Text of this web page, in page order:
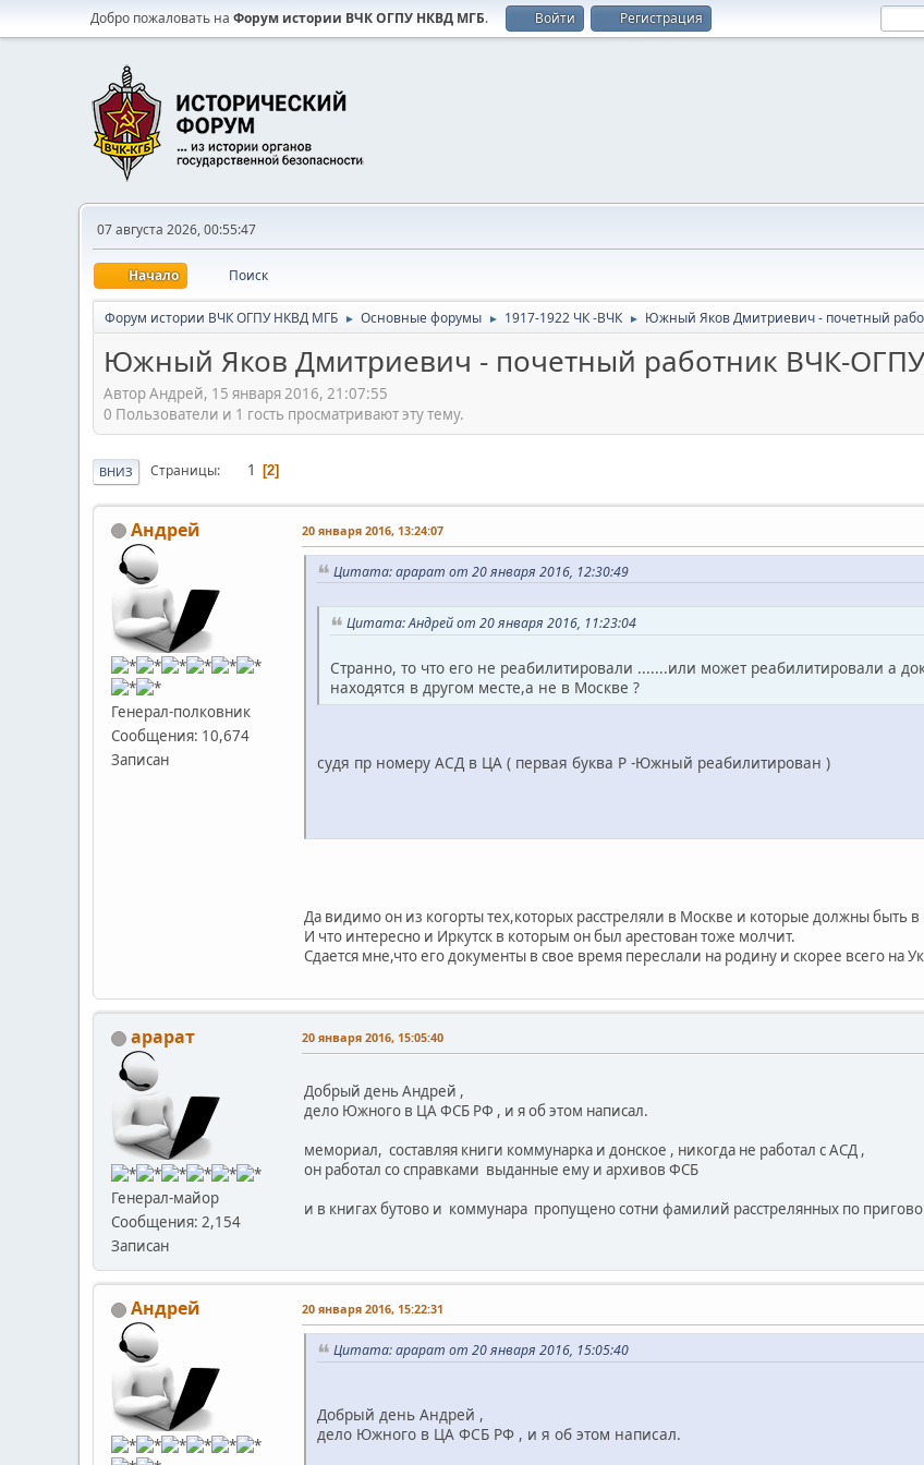
Добро пожаловать на Форум истории ВЧК ОГПУ НКВД МГБ. Войти Регистрация
07 августа 2026, 00:55:47
Начало Поиск
Форум истории ВЧК ОГПУ НКВД МГБ ► Основные форумы ► 1917-1922 ЧК -ВЧК ► Южный Яков Дмитриевич - почетный
Южный Яков Дмитриевич - почетный работник ВЧК-
Автор Андрей, 15 января 2016, 21:07:55
0 Пользователи и 1 гость просматривают эту тему.
ВНИЗ Страницы 1 2
Андрей
Генерал-полковник
Сообщения: 10,674
Записан
20 января 2016, 13:24:07
Цитата: арарат от 20 января 2016, 12:30:49
Цитата: Андрей от 20 января 2016, 11:23:04
Странно, то что его не реабилитировали .......или может реабилитировали а
находятся в другом месте,а не в Москве ?
судя пр номеру АСД в ЦА ( первая буква Р -Южный реабилитирован )
Да видимо он из когорты тех,которых расстреляли в Москве и которые должны
И что интересно и Иркутск в которым он был арестован тоже молчит.
Сдается мне,что его документы в свое время переслали на родину и скорее всего на
арарат
Генерал-майор
Сообщения: 2,154
Записан
20 января 2016, 15:05:40
Добрый день Андрей ,
дело Южного в ЦА ФСБ РФ , и я об этом написал.
мемориал, составляя книги коммунарка и донское , никогда не работал с АСД ,
он работал со справками выданные ему и архивов ФСБ
и в книгах бутово и коммунара пропущено сотни фамилий расстрелянных по
Андрей 20 января 2016, 15:22:31
Цитата: арарат от 20 января 2016, 15:05:40
Добрый день Андрей ,
дело Южного в ЦА ФСБ РФ , и я об этом написал.